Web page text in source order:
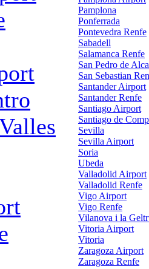
Pamplona
Ponferrada
Pontevedra Renfe
Sabadell
Salamanca Renfe
San Pedro de
San Sebastian
Santander Airport
Santander Renfe
Santiago Airport
Santiago de
Sevilla
Sevilla Airport
Soria
Ubeda
Valladolid Airport
Valladolid Renfe
Vigo Airport
Vigo Renfe
Vilanova i la
Vitoria Airport
Vitoria
Zaragoza Airport
Zaragoza Renfe